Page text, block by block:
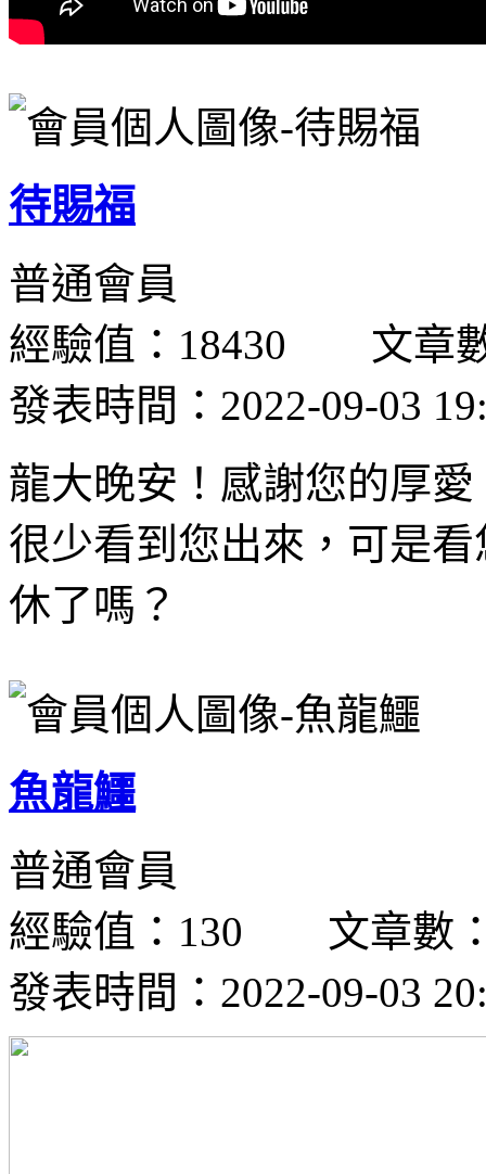
待賜福
普通會員
經驗值：18430 文章
發表時間：2022-09-03
龍大晚安！感謝您的厚
很少看到您出來，可是
休了嗎？
魚龍鱷
普通會員
經驗值：130 文章數
發表時間：2022-09-03